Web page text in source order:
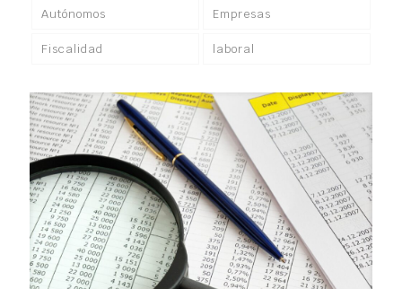
Autónomos Empresas
Fiscalidad laboral